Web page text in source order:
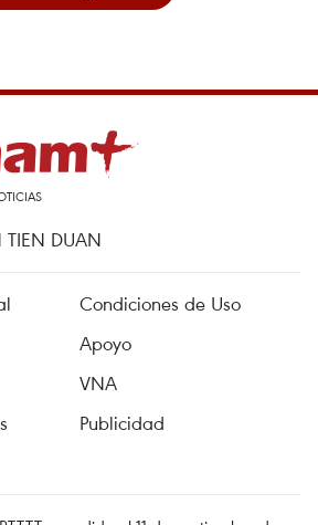
TIEN DUAN
Condiciones de Uso
Apoyo
VNA
Publicidad